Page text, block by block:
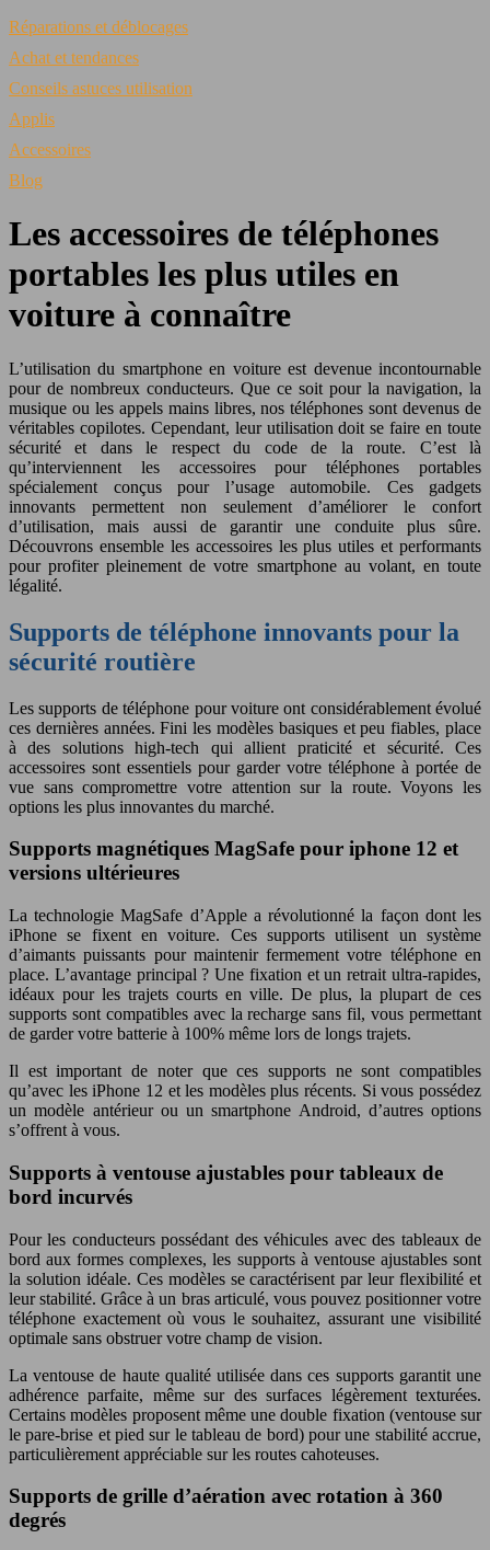
Réparations et déblocages
Achat et tendances
Conseils astuces utilisation
Applis
Accessoires
Blog
Les accessoires de téléphones
portables les plus utiles en
voiture à connaître
L’utilisation du smartphone en voiture est devenue incontournable
pour de nombreux conducteurs. Que ce soit pour la navigation, la
musique ou les appels mains libres, nos téléphones sont devenus de
véritables copilotes. Cependant, leur utilisation doit se faire en toute
sécurité et dans le respect du code de la route. C’est là
qu’interviennent les accessoires pour téléphones portables
spécialement conçus pour l’usage automobile. Ces gadgets
innovants permettent non seulement d’améliorer le confort
d’utilisation, mais aussi de garantir une conduite plus sûre.
Découvrons ensemble les accessoires les plus utiles et performants
pour profiter pleinement de votre smartphone au volant, en toute
légalité.
Supports de téléphone innovants pour la
sécurité routière
Les supports de téléphone pour voiture ont considérablement évolué
ces dernières années. Fini les modèles basiques et peu fiables, place
à des solutions high-tech qui allient praticité et sécurité. Ces
accessoires sont essentiels pour garder votre téléphone à portée de
vue sans compromettre votre attention sur la route. Voyons les
options les plus innovantes du marché.
Supports magnétiques MagSafe pour iphone 12 et
versions ultérieures
La technologie MagSafe d’Apple a révolutionné la façon dont les
iPhone se fixent en voiture. Ces supports utilisent un système
d’aimants puissants pour maintenir fermement votre téléphone en
place. L’avantage principal ? Une fixation et un retrait ultra-rapides,
idéaux pour les trajets courts en ville. De plus, la plupart de ces
supports sont compatibles avec la recharge sans fil, vous permettant
de garder votre batterie à 100% même lors de longs trajets.
Il est important de noter que ces supports ne sont compatibles
qu’avec les iPhone 12 et les modèles plus récents. Si vous possédez
un modèle antérieur ou un smartphone Android, d’autres options
s’offrent à vous.
Supports à ventouse ajustables pour tableaux de
bord incurvés
Pour les conducteurs possédant des véhicules avec des tableaux de
bord aux formes complexes, les supports à ventouse ajustables sont
la solution idéale. Ces modèles se caractérisent par leur flexibilité et
leur stabilité. Grâce à un bras articulé, vous pouvez positionner votre
téléphone exactement où vous le souhaitez, assurant une visibilité
optimale sans obstruer votre champ de vision.
La ventouse de haute qualité utilisée dans ces supports garantit une
adhérence parfaite, même sur des surfaces légèrement texturées.
Certains modèles proposent même une double fixation (ventouse sur
le pare-brise et pied sur le tableau de bord) pour une stabilité accrue,
particulièrement appréciable sur les routes cahoteuses.
Supports de grille d’aération avec rotation à 360
degrés